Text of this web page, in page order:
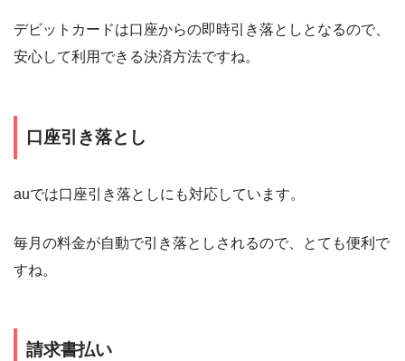
デビットカードは口座からの即時引き落としとなるので、
安心して利用できる決済方法ですね。
口座引き落とし
auでは口座引き落としにも対応しています。
毎月の料金が自動で引き落としされるので、とても便利で
すね。
請求書払い